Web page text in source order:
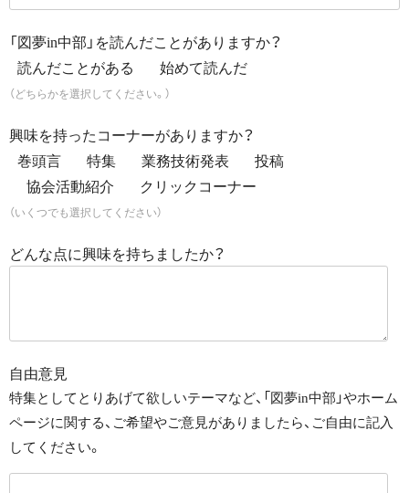
「図夢in中部」を読んだことがありますか？
読んだことがある
始めて読んだ
（どちらかを選択してください。）
興味を持ったコーナーがありますか？
巻頭言
特集 業務技術発表
投稿
協会活動紹介
クリックコーナー
（いくつでも選択してください）
どんな点に興味を持ちましたか？
自由意見
特集としてとりあげて欲しいテーマなど、「図夢in中部」やホーム
ページに関する、ご希望やご意見がありましたら、ご自由に記入
してください。